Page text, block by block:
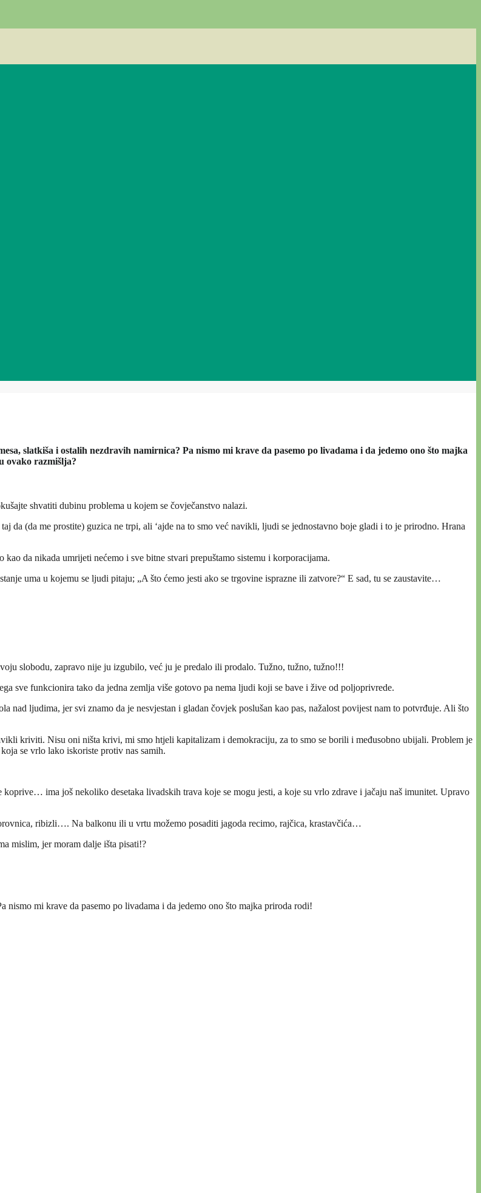
slatkiša i ostalih nezdravih namirnica? Pa nismo mi krave da pasemo po livadama i da jedemo ono što majka
ovako razmišlja?
shvatiti dubinu problema u kojem se čovječanstvo nalazi.
da (da me prostite) guzica ne trpi, ali ‘ajde na to smo već navikli, ljudi se jednostavno boje gladi i to je prirodno. Hrana
da nikada umrijeti nećemo i sve bitne stvari prepuštamo sistemu i korporacijama.
uma u kojemu se ljudi pitaju; „A što ćemo jesti ako se trgovine isprazne ili zatvore?“ E sad, tu se zaustavite…
slobodu, zapravo nije ju izgubilo, već ju je predalo ili prodalo. Tužno, tužno, tužno!!!
sve funkcionira tako da jedna zemlja više gotovo pa nema ljudi koji se bave i žive od poljoprivrede.
nad ljudima, jer svi znamo da je nesvjestan i gladan čovjek poslušan kao pas, nažalost povijest nam to potvrđuje. Ali što
kriviti. Nisu oni ništa krivi, mi smo htjeli kapitalizam i demokraciju, za to smo se borili i međusobno ubijali. Problem je
se vrlo lako iskoriste protiv nas samih.
ima još nekoliko desetaka livadskih trava koje se mogu jesti, a koje su vrlo zdrave i jačaju naš imunitet. Upravo
ribizli…. Na balkonu ili u vrtu možemo posaditi jagoda recimo, rajčica, krastavčića…
mislim, jer moram dalje išta pisati!?
nismo mi krave da pasemo po livadama i da jedemo ono što majka priroda rodi!